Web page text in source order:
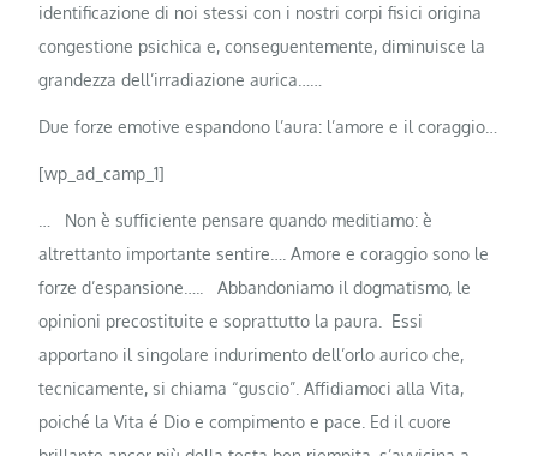
identificazione di noi stessi con i nostri corpi fisici origina
congestione psichica e, conseguentemente, diminuisce la
grandezza dell’irradiazione aurica……
Due forze emotive espandono l’aura: l’amore e il coraggio…
[wp_ad_camp_1]
… Non è sufficiente pensare quando meditiamo: è
altrettanto importante sentire…. Amore e coraggio sono le
forze d’espansione….. Abbandoniamo il dogmatismo, le
opinioni precostituite e soprattutto la paura. Essi
apportano il singolare indurimento dell’orlo aurico che,
tecnicamente, si chiama “guscio”. Affidiamoci alla Vita,
poiché la Vita é Dio e compimento e pace. Ed il cuore